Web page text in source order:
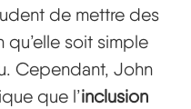
de mettre des
qu’elle soit simple
Cependant, John
que l’inclusion